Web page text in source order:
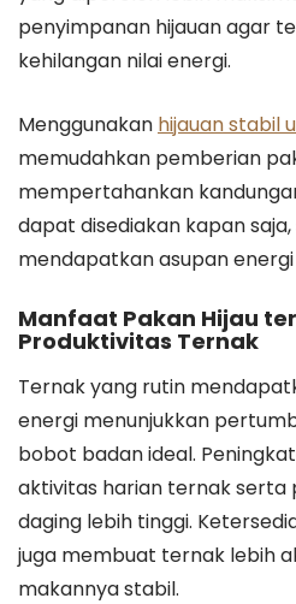
penyimpanan hijauan agar
kehilangan nilai energi.
Menggunakan hijauan stabil
memudahkan pemberian
mempertahankan
dapat disediakan kapan
mendapatkan asupan
Manfaat Pakan Hijau
Produktivitas Ternak
Ternak yang rutin
energi menunjukkan
bobot badan ideal.
aktivitas harian ternak serta
daging lebih tinggi.
juga membuat ternak lebih
makannya stabil.